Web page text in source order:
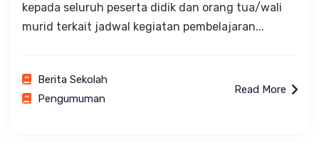
kepada seluruh peserta didik dan orang tua/wali
murid terkait jadwal kegiatan pembelajaran...
Berita Sekolah
Pengumuman
Read More